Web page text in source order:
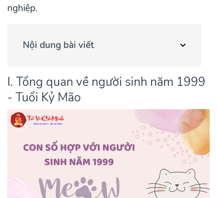
nghiệp.
Nội dung bài viết
I. Tổng quan về người sinh năm 1999
- Tuổi Kỷ Mão